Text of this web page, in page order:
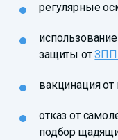
регулярные
защиты от
вакцинация
отказ от
подбор